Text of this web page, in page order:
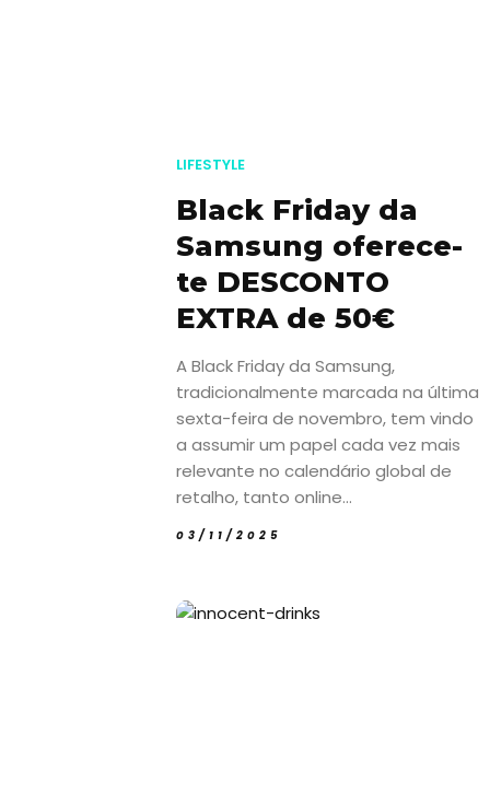
LIFESTYLE
Black Friday da
Samsung oferece-
te DESCONTO
EXTRA de 50€
A Black Friday da Samsung,
tradicionalmente marcada na última
sexta-feira de novembro, tem vindo
a assumir um papel cada vez mais
relevante no calendário global de
retalho, tanto online...
03/11/2025